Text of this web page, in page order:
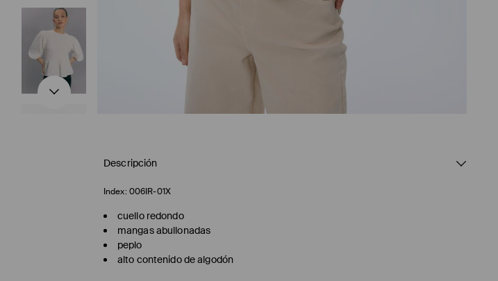
Descripción
Index: 006IR-01X
cuello redondo
mangas abullonadas
peplo
alto contenido de algodón